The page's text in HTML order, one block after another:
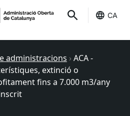
CA
administracions › ACA -
extinció o
fins a 7.000 m3/any